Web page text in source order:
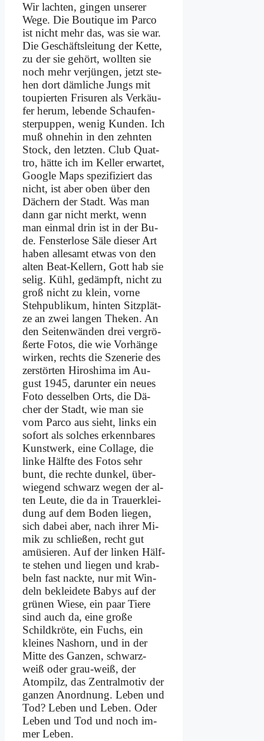
Wir lach­ten, gin­gen un­se­rer
We­ge. Die Bou­tique im Par­co
ist nicht mehr das, was sie war.
Die Ge­schäfts­lei­tung der Ket­te,
zu der sie ge­hört, woll­ten sie
noch mehr ver­jün­gen, jetzt ste­
hen dort däm­li­che Jungs mit
tou­pier­ten Fri­su­ren als Ver­käu­
fer her­um, le­ben­de Schau­fen­
ster­pup­pen, we­nig Kun­den. Ich
muß oh­ne­hin in den zehn­ten
Stock, den letz­ten. Club Quat­
tro, hät­te ich im Kel­ler er­war­tet,
Goog­le Maps spe­zi­fi­ziert das
nicht, ist aber oben über den
Dä­chern der Stadt. Was man
dann gar nicht merkt, wenn
man ein­mal drin ist in der Bu­
de. Fen­ster­lo­se Sä­le die­ser Art
ha­ben al­le­samt et­was von den
al­ten Beat-Kel­lern, Gott hab sie
se­lig. Kühl, ge­dämpft, nicht zu
groß nicht zu klein, vor­ne
Steh­pu­bli­kum, hin­ten Sitz­plät­
ze an zwei lan­gen The­ken. An
den Sei­ten­wän­den drei ver­grö­
ßer­te Fo­tos, die wie Vor­hän­ge
wir­ken, rechts die Sze­ne­rie des
zer­stör­ten Hi­ro­shi­ma im Au­
gust 1945, dar­un­ter ein neu­es
Fo­to des­sel­ben Orts, die Dä­
cher der Stadt, wie man sie
vom Par­co aus sieht, links ein
so­fort als sol­ches er­kenn­ba­res
Kunst­werk, ei­ne Col­la­ge, die
lin­ke Hälf­te des Fo­tos sehr
bunt, die rech­te dun­kel, über­
wie­gend schwarz we­gen der al­
ten Leu­te, die da in Trau­er­klei­
dung auf dem Bo­den lie­gen,
sich da­bei aber, nach ih­rer Mi­
mik zu schlie­ßen, recht gut
amü­sie­ren. Auf der lin­ken Hälf­
te ste­hen und lie­gen und krab­
beln fast nack­te, nur mit Win­
deln be­klei­de­te Ba­bys auf der
grü­nen Wie­se, ein paar Tie­re
sind auch da, ei­ne gro­ße
Schild­krö­te, ein Fuchs, ein
klei­nes Nas­horn, und in der
Mit­te des Gan­zen, schwarz-
weiß oder grau-weiß, der
Atom­pilz, das Zen­tral­mo­tiv der
gan­zen An­ord­nung. Le­ben und
Tod? Le­ben und Le­ben. Oder
Le­ben und Tod und noch im­
mer Le­ben.